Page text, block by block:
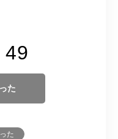
49
た
た